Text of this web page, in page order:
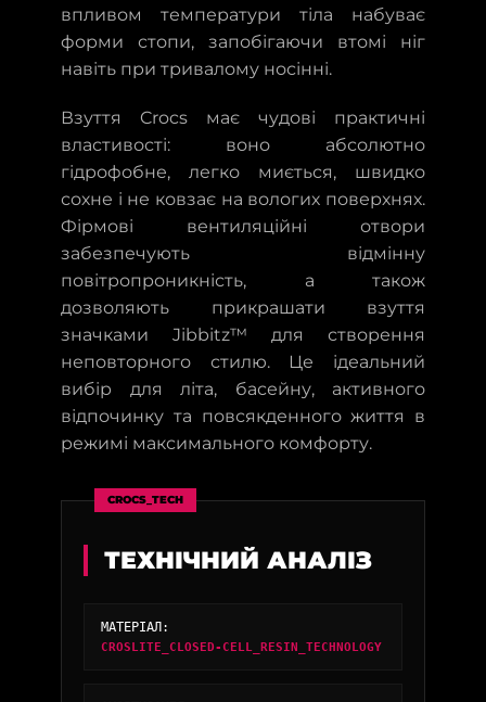
впливом температури тіла набуває
форми стопи, запобігаючи втомі ніг
навіть при тривалому носінні.
Взуття Crocs має чудові практичні
властивості: воно абсолютно
гідрофобне, легко миється, швидко
сохне і не ковзає на вологих поверхнях.
Фірмові вентиляційні отвори
забезпечують відмінну
повітропроникність, а також
дозволяють прикрашати взуття
значками Jibbitz™ для створення
неповторного стилю. Це ідеальний
вибір для літа, басейну, активного
відпочинку та повсякденного життя в
режимі максимального комфорту.
CROCS_TECH
ТЕХНІЧНИЙ АНАЛІЗ
МАТЕРІАЛ:
CROSLITE_CLOSED-CELL_RESIN_TECHNOLOGY